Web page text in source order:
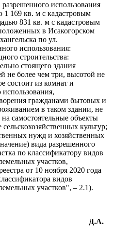
разрешенного использования
1 169 кв. м с кадастровым
831 кв. м с кадастровым
в Исакогорском
по ул.
использования:
строительства:
стоящего здания
не более чем три, высотой не
состоит из комнат и
гражданами бытовых и
в таком здании, не
самостоятельные объекты
культур;
нужд и хозяйственных
вида разрешенного
по классификатору видов
участков,
от 10 ноября 2020 года
видов
участков", – 2.1).
Д.А.